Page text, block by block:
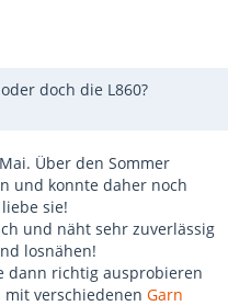
doch die L860?
Über den Sommer
und konnte daher noch
sie!
und näht sehr zuverlässig
losnähen!
dann richtig ausprobieren
verschiedenen Garn